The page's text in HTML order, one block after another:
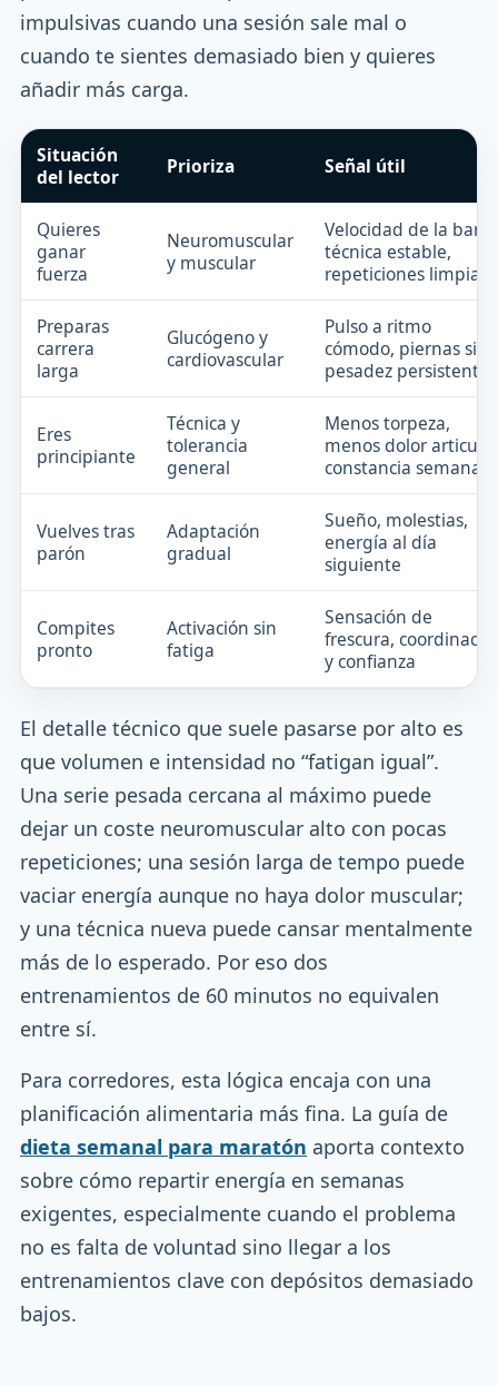
impulsivas cuando una sesión sale mal o
cuando te sientes demasiado bien y quieres
añadir más carga.
Situación
del lector
Prioriza Señal útil
Quieres
ganar
fuerza
Neuromuscular
y muscular
Velocidad de la
técnica estable,
repeticiones limpias
Preparas
carrera
larga
Glucógeno y
cardiovascular
Pulso a ritmo
cómodo, piernas sin
pesadez persistente
Eres
principiante
Técnica y
tolerancia
general
Menos torpeza,
menos dolor
constancia semanal
Vuelves tras
parón
Adaptación
gradual
Sueño, molestias,
energía al día
siguiente
Compites
pronto
Activación sin
fatiga
Sensación de
frescura,
y confianza
El detalle técnico que suele pasarse por alto es
que volumen e intensidad no “fatigan igual”.
Una serie pesada cercana al máximo puede
dejar un coste neuromuscular alto con pocas
repeticiones; una sesión larga de tempo puede
vaciar energía aunque no haya dolor muscular;
y una técnica nueva puede cansar mentalmente
más de lo esperado. Por eso dos
entrenamientos de 60 minutos no equivalen
entre sí.
Para corredores, esta lógica encaja con una
planificación alimentaria más fina. La guía de
dieta semanal para maratón aporta contexto
sobre cómo repartir energía en semanas
exigentes, especialmente cuando el problema
no es falta de voluntad sino llegar a los
entrenamientos clave con depósitos demasiado
bajos.